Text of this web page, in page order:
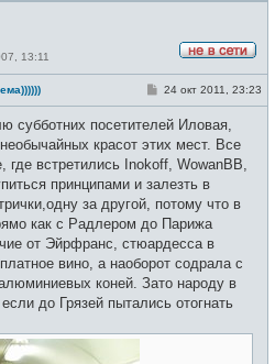
в
с
13:11
С
б
щ
н
и
24 окт 2011, 23:23
субботних посетителей Иловая,
красот этих мест. Все
где встретились Inokoff, WowanBB,
принципами и залезть в
за другой, потому что в
как с Радлером до Парижа
от Эйрфранс, стюардесса в
вино, а наоборот содрала с
коней. Зато народу в
до Грязей пытались отогнать